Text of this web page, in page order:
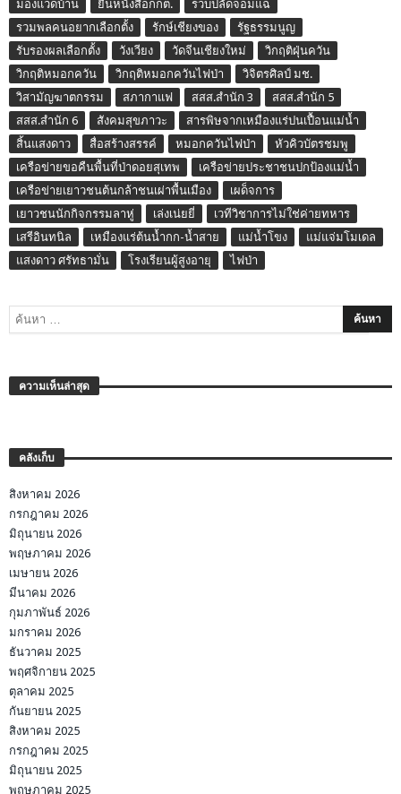
มองแวดบ้าน ยื่นหนังสือกกต.
รวบปลัดจอมแฉ
รวมพลคนอยากเลือกตั้ง
รักษ์เชียงของ
รัฐธรรมนูญ
รับรองผลเลือกตั้ง
วังเวียง วัดจีนเชียงใหม่
วิกฤติฝุ่นควัน
วิกฤติหมอกควัน
วิกฤติหมอกควันไฟป่า
วิจิตรศิลป์ มช.
วิสามัญฆาตกรรม
สภากาแฟ สสส.สำนัก 3
สสส.สำนัก 5
สสส.สำนัก 6
สังคมสุขภาวะ
สารพิษจากเหมืองแร่ปนเปื้อนแม่น้ำ
สิ้นแสงดาว
สื่อสร้างสรรค์ หมอกควันไฟป่า
หัวคิวบัตรชมพู
เครือข่ายขอคืนพื้นที่ป่าดอยสุเทพ
เครือข่ายประชาชนปกป้องแม่น้ำ
เครือข่ายเยาวชนต้นกล้าชนเผ่าพื้นเมือง
เผด็จการ
เยาวชนนักกิจกรรมลาหู่
เล่งเน่ยยี่
เวทีวิชาการไม่ใช่ค่ายทหาร
เสรีอินทนิล
เหมืองแร่ต้นน้ำกก-น้ำสาย แม่น้ำโขง
แม่แจ่มโมเดล
แสงดาว ศรัทธามั่น
โรงเรียนผู้สูงอายุ ไฟป่า
ความเห็นล่าสุด
คลังเก็บ
สิงหาคม 2026
กรกฎาคม 2026
มิถุนายน 2026
พฤษภาคม 2026
เมษายน 2026
มีนาคม 2026
กุมภาพันธ์ 2026
มกราคม 2026
ธันวาคม 2025
พฤศจิกายน 2025
ตุลาคม 2025
กันยายน 2025
สิงหาคม 2025
กรกฎาคม 2025
มิถุนายน 2025
พฤษภาคม 2025